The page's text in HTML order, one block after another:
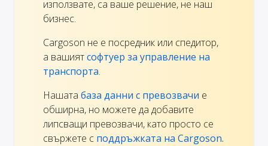
използвате, са ваше решение, не наш
бизнес.
Cargoson не е посредник или спедитор,
а вашиятсофтуер за управление на
транспорта.
Нашата база данни с превозвачи е
обширна, но можете да добавите
липсващи превозвачи, като просто се
свържете с поддръжката на Cargoson.